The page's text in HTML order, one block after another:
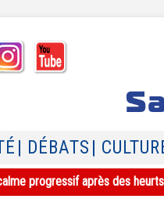
| DÉBATS |
progressif après des